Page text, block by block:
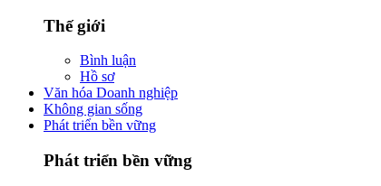
Thế giới
Bình luận
Hồ sơ
Văn hóa Doanh nghiệp
Không gian sống
Phát triển bền vững
Phát triển bền vững